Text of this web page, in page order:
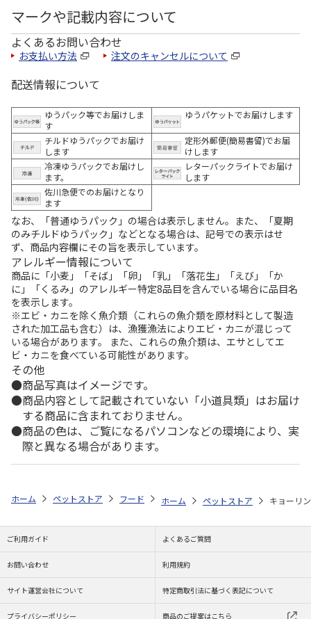
マークや記載内容について
よくあるお問い合わせ
お支払い方法 注文のキャンセルについて
配送情報について
ゆうパック等でお届けしま
す
ゆうパケットでお届けします
チルドゆうパックでお届け
します
定形外郵便(簡易書留)でお届
けします
冷凍ゆうパックでお届けし
ます。
レターパックライトでお届け
します
佐川急便でのお届けとなり
ます
なお、「普通ゆうパック」の場合は表示しません。また、「夏期
のみチルドゆうパック」などとなる場合は、記号での表示はせ
ず、商品内容欄にその旨を表示しています。
アレルギー情報について
商品に「小麦」「そば」「卵」「乳」「落花生」「えび」「か
に」「くるみ」のアレルギー特定8品目を含んでいる場合に品目名
を表示します。
※エビ・カニを除く魚介類（これらの魚介類を原材料として製造
された加工品も含む）は、漁獲漁法によりエビ・カニが混じって
いる場合があります。 また、これらの魚介類は、エサとしてエ
ビ・カニを食べている可能性があります。
その他
商品写真はイメージです。
商品内容として記載されていない「小道具類」はお届け
する商品に含まれておりません。
商品の色は、ご覧になるパソコンなどの環境により、実
際と異なる場合があります。
ホーム ペットストア フード フード（魚類・甲殻類用） 川魚
ホーム ペットストア キョーリ
ご利用ガイド よくあるご質問
お問い合わせ 利用規約
サイト運営会社について 特定商取引法に基づく表記について
プライバシーポリシー 商品のご提案はこちら